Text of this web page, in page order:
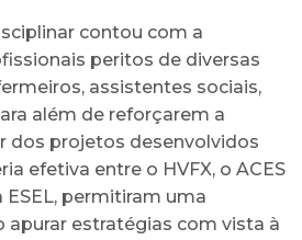
contou com a
peritos de diversas
assistentes sociais,
além de reforçarem a
dos projetos desenvolvidos
efetiva entre o HVFX, o ACES
ESEL, permitiram uma
apurar estratégias com vista à